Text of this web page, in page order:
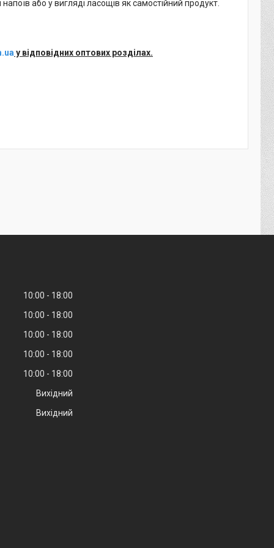
або у вигляді ласощів як самостійний продукт.
у відповідних оптових розділах.
10:00
18:00
10:00
18:00
10:00
18:00
10:00
18:00
10:00
18:00
Вихідний
Вихідний